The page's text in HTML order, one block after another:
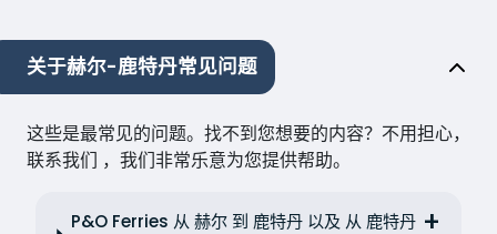
关于赫尔-鹿特丹常见问题
这些是最常见的问题。找不到您想要的内容？不用担心，
联系我们 ，我们非常乐意为您提供帮助。
P&O Ferries 从 赫尔 到 鹿特丹 以及 从 鹿特丹